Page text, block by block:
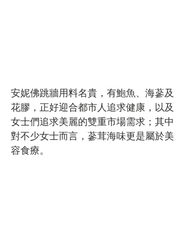
安妮佛跳牆用料名貴，有鮑魚、海蔘及
花膠，正好迎合都市人追求健康，以及
女士們追求美麗的雙重市場需求；其中
對不少女士而言，蔘茸海味更是屬於美
容食療。